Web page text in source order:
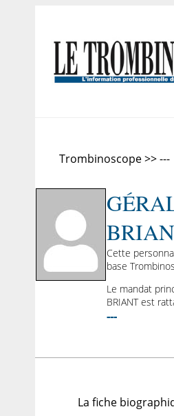
Trombinoscope >> ---
Cette
base
Le mandat
BRIANT est
---
La fiche